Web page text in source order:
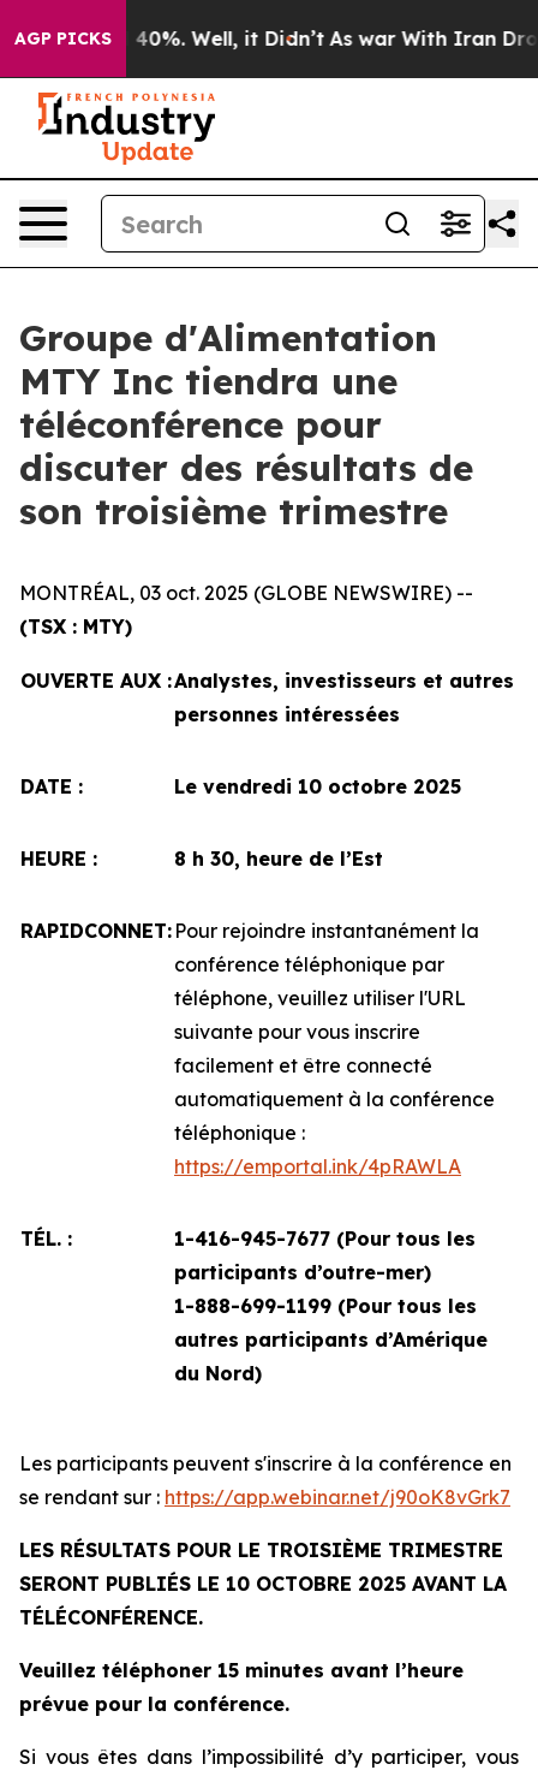
AGP PICKS
Around 40%. Well, it Didn’t As war With Iran
Groupe d'Alimentation
MTY Inc tiendra une
téléconférence pour
discuter des résultats de
son troisième trimestre
MONTRÉAL, 03 oct. 2025 (GLOBE NEWSWIRE) --
(TSX : MTY)
OUVERTE AUX :Analystes, investisseurs et autres
personnes intéressées
DATE : Le vendredi 10 octobre 2025
HEURE : 8 h 30, heure de l’Est
RAPIDCONNET: Pour rejoindre instantanément la
conférence téléphonique par
téléphone, veuillez utiliser l'URL
suivante pour vous inscrire
facilement et être connecté
automatiquement à la conférence
téléphonique :
https://emportal.ink/4pRAWLA
TÉL. :
1-416-945-7677 (Pour tous les
participants d’outre-mer)
1-888-699-1199 (Pour tous les
autres participants d’Amérique
du Nord)
Les participants peuvent s'inscrire à la conférence en
se rendant sur : https://app.webinar.net/j90oK8vGrk7
LES RÉSULTATS POUR LE TROISIÈME TRIMESTRE
SERONT PUBLIÉS LE 10 OCTOBRE 2025 AVANT LA
TÉLÉCONFÉRENCE.
Veuillez téléphoner 15 minutes avant l’heure
prévue pour la conférence.
Si vous êtes dans l’impossibilité d’y participer, vous